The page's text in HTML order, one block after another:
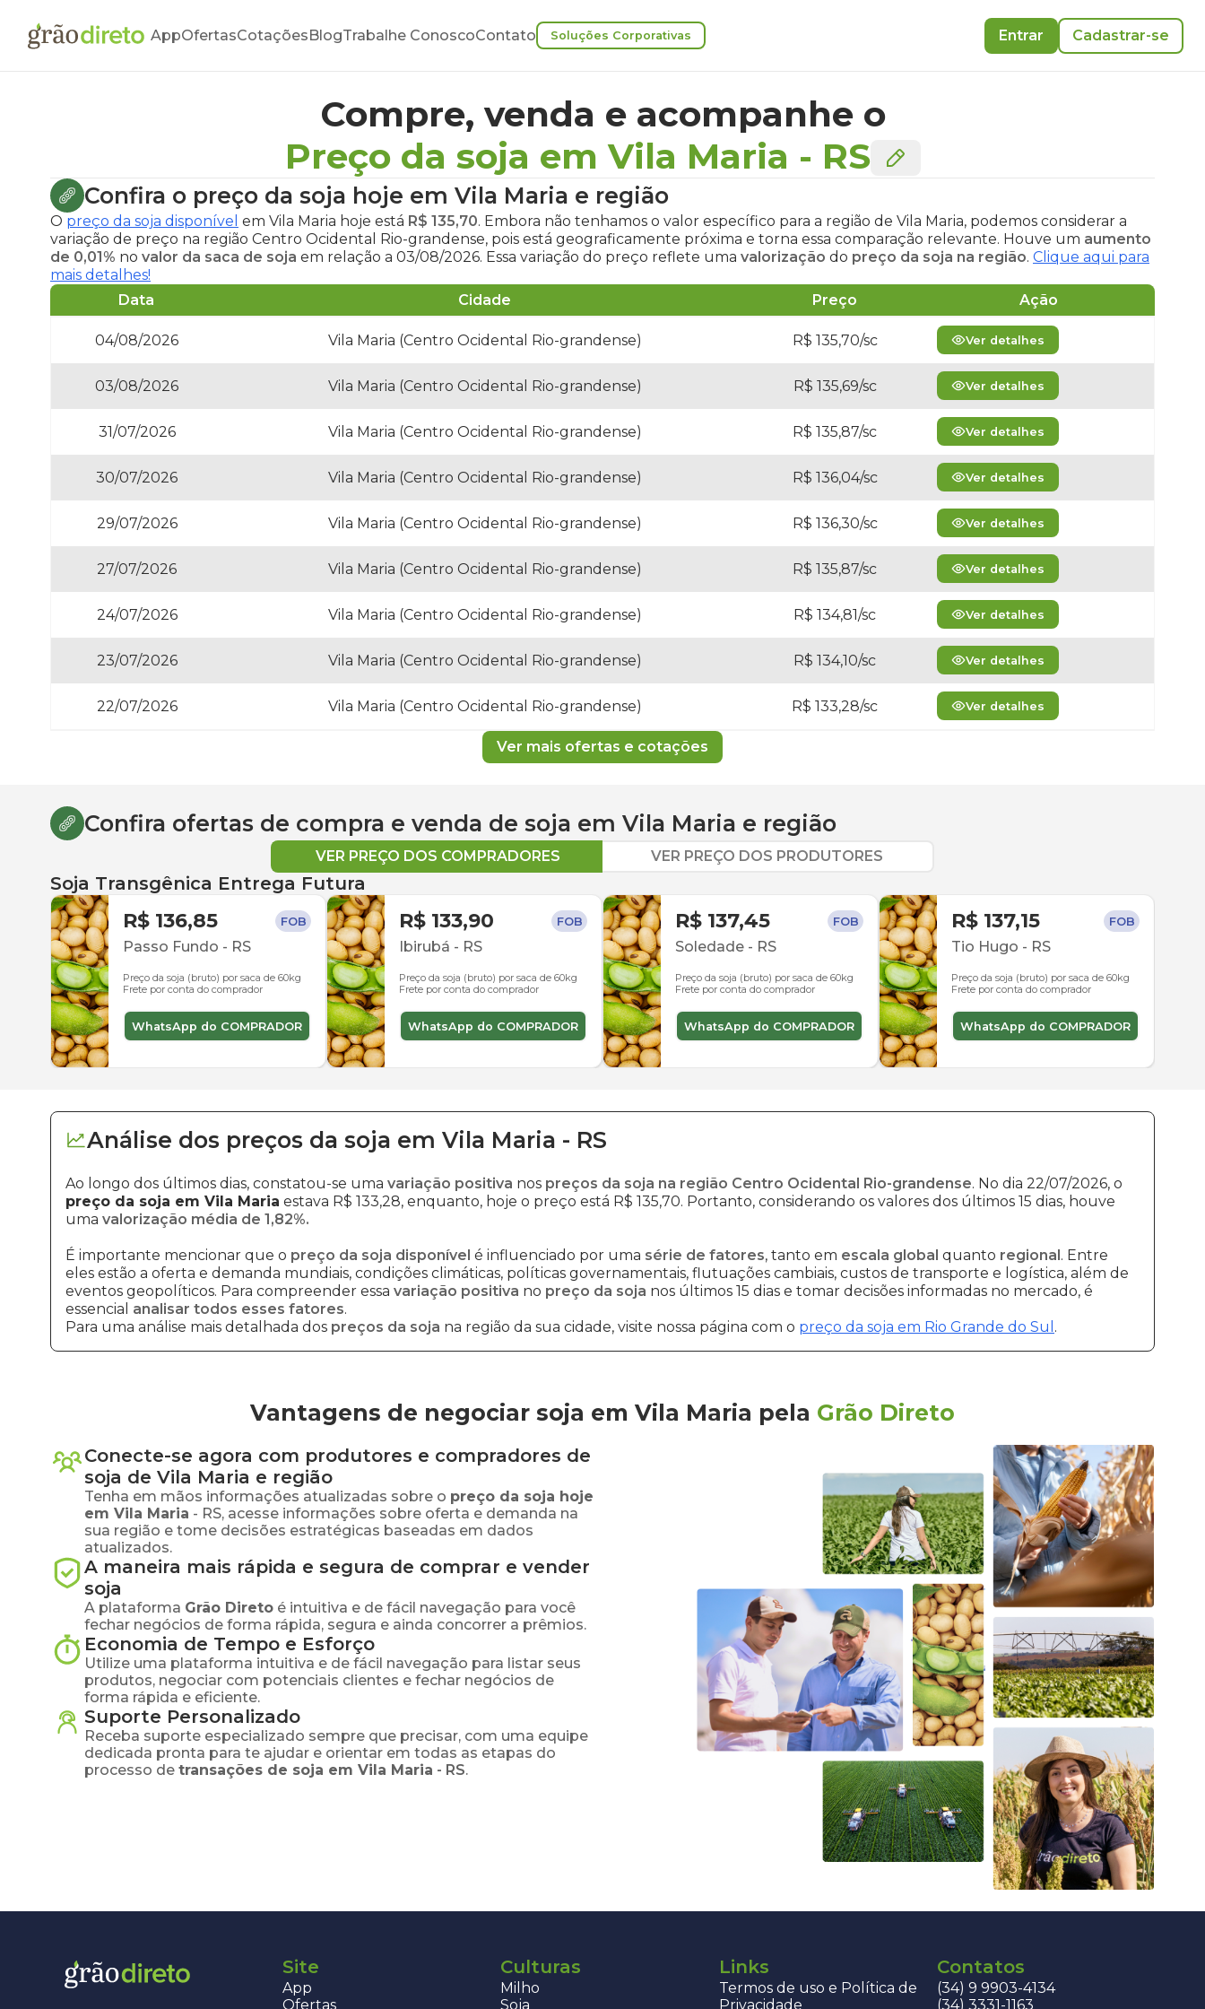
AppOfertasCotaçõesBlogTrabalhe ConoscoContato Soluções Corporativas Entrar Cadastrar-se
Compre, venda e acompanhe o
Preço da soja em Vila Maria - RS
Confira o preço da soja hoje em Vila Maria e região
O preço da soja disponível em Vila Maria hoje está R$ 135,70. Embora não tenhamos o valor específico para a região de Vila Maria, podemos considerar a
variação de preço na região Centro Ocidental Rio-grandense, pois está geograficamente próxima e torna essa comparação relevante. Houve um aumento
de 0,01% no valor da saca de soja em relação a 03/08/2026. Essa variação do preço reflete uma valorização do preço da soja na região. Clique aqui para
mais detalhes!
Data
Cidade Preço Ação
04/08/2026 Vila Maria (Centro Ocidental Rio-grandense) R$ 135,70/sc Ver detalhes
03/08/2026 Vila Maria (Centro Ocidental Rio-grandense) R$ 135,69/sc Ver detalhes
31/07/2026 Vila Maria (Centro Ocidental Rio-grandense) R$ 135,87/sc Ver detalhes
30/07/2026 Vila Maria (Centro Ocidental Rio-grandense) R$ 136,04/sc Ver detalhes
29/07/2026 Vila Maria (Centro Ocidental Rio-grandense) R$ 136,30/sc Ver detalhes
27/07/2026 Vila Maria (Centro Ocidental Rio-grandense) R$ 135,87/sc Ver detalhes
24/07/2026 Vila Maria (Centro Ocidental Rio-grandense) R$ 134,81/sc Ver detalhes
23/07/2026 Vila Maria (Centro Ocidental Rio-grandense) R$ 134,10/sc Ver detalhes
22/07/2026 Vila Maria (Centro Ocidental Rio-grandense) R$ 133,28/sc Ver detalhes
Ver mais ofertas e cotações
Confira ofertas de compra e venda de soja em Vila Maria e região
VER PREÇO DOS COMPRADORES VER PREÇO DOS PRODUTORES
Soja Transgênica Entrega Futura
R$ 136,85 FOB
Passo Fundo - RS
Preço da soja (bruto) por saca de 60kg
Frete por conta do comprador
WhatsApp do COMPRADOR
R$ 133,90 FOB
Ibirubá - RS
Preço da soja (bruto) por saca de 60kg
Frete por conta do comprador
WhatsApp do COMPRADOR
R$ 137,45 FOB
Soledade - RS
Preço da soja (bruto) por saca de 60kg
Frete por conta do comprador
WhatsApp do COMPRADOR
R$ 137,15 FOB
Tio Hugo - RS
Preço da soja (bruto) por saca de 60kg
Frete por conta do comprador
WhatsApp do COMPRADOR
Análise dos preços da soja em Vila Maria - RS
Ao longo dos últimos dias, constatou-se uma variação positiva nos preços da soja na região Centro Ocidental Rio-grandense. No dia 22/07/2026, o
preço da soja em Vila Maria estava R$ 133,28, enquanto, hoje o preço está R$ 135,70. Portanto, considerando os valores dos últimos 15 dias, houve
uma valorização média de 1,82%.
É importante mencionar que o preço da soja disponível é influenciado por uma série de fatores, tanto em escala global quanto regional. Entre
eles estão a oferta e demanda mundiais, condições climáticas, políticas governamentais, flutuações cambiais, custos de transporte e logística, além de
eventos geopolíticos. Para compreender essa variação positiva no preço da soja nos últimos 15 dias e tomar decisões informadas no mercado, é
essencial analisar todos esses fatores.
Para uma análise mais detalhada dos preços da soja na região da sua cidade, visite nossa página com o preço da soja em Rio Grande do Sul .
Vantagens de negociar soja em Vila Maria pela Grão Direto
Conecte-se agora com produtores e compradores de
soja de Vila Maria e região
Tenha em mãos informações atualizadas sobre o preço da soja hoje
em Vila Maria - RS, acesse informações sobre oferta e demanda na
sua região e tome decisões estratégicas baseadas em dados
atualizados.
A maneira mais rápida e segura de comprar e vender
soja
A plataforma Grão Direto é intuitiva e de fácil navegação para você
fechar negócios de forma rápida, segura e ainda concorrer a prêmios.
Economia de Tempo e Esforço
Utilize uma plataforma intuitiva e de fácil navegação para listar seus
produtos, negociar com potenciais clientes e fechar negócios de
forma rápida e eficiente.
Suporte Personalizado
Receba suporte especializado sempre que precisar, com uma equipe
dedicada pronta para te ajudar e orientar em todas as etapas do
processo de transações de soja em Vila Maria - RS.
Site
App
Ofertas
Culturas
Milho
Soja
Links
Termos de uso e Política de
Privacidade
Contatos
(34) 9 9903-4134
(34) 3331-1163